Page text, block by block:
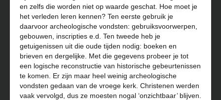
en zelfs die worden niet op waarde geschat. Hoe moet je
het verleden leren kennen? Ten eerste gebruik je
daarvoor archeologische vondsten: gebruiksvoorwerpen,
gebouwen, inscripties e.d. Ten tweede heb je
getuigenissen uit die oude tijden nodig: boeken en
brieven en dergelijke. Met die gegevens probeer je tot
een logische reconstructie van historische gebeurtenissen
te komen. Er zijn maar heel weinig archeologische
vondsten gedaan van de vroege kerk. Christenen werden
vaak vervolgd, dus ze moesten nogal ‘onzichtbaar’ blijven.